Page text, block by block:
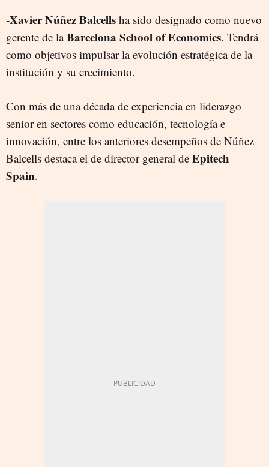
-Xavier Núñez Balcells ha sido designado como nuevo
gerente de laBarcelona School of Economics. Tendrá
como objetivos impulsar la evolución estratégica de la
institución y su crecimiento.
Con más de una década de experiencia en liderazgo
senior en sectores como educación, tecnología e
innovación, entre los anteriores desempeños de Núñez
Balcells destaca el de director general de Epitech
Spain.